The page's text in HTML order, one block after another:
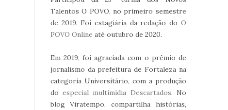
Talentos O POVO, no primeiro semestre
de 2019. Foi estagiária da redação do O
POVO Online até outubro de 2020.
Em 2019, foi agraciada com o prêmio de
jornalismo da prefeitura de Fortaleza na
categoria Universitário, com a produção
doespecial multimídia Descartados. No
blog Viratempo, compartilha histórias,